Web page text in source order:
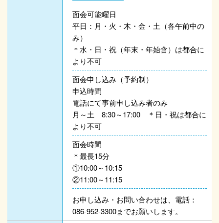
面会可能曜日
平日：月・火・木・金・土（各午前中の
み）
＊水・日・祝（年末・年始含）は都合に
より不可
面会申し込み（予約制）
申込時間
電話にて事前申し込み者のみ
月～土 8:30～17:00 ＊日・祝は都合に
より不可
面会時間
＊最長15分
①10:00～10:15
②11:00～11:15
お申し込み・お問い合わせは、電話：
086-952-3300までお願いします。